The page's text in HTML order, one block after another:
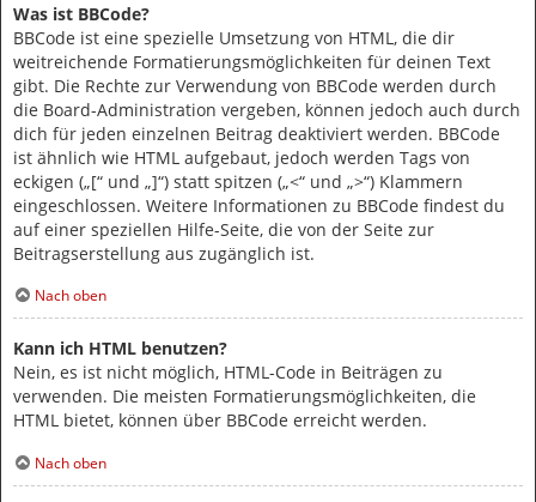
Was ist BBCode?
BBCode ist eine spezielle Umsetzung von HTML, die dir
weitreichende Formatierungsmöglichkeiten für deinen Text
gibt. Die Rechte zur Verwendung von BBCode werden durch
die Board-Administration vergeben, können jedoch auch durch
dich für jeden einzelnen Beitrag deaktiviert werden. BBCode
ist ähnlich wie HTML aufgebaut, jedoch werden Tags von
eckigen („[“ und „]“) statt spitzen („<“ und „>“) Klammern
eingeschlossen. Weitere Informationen zu BBCode findest du
auf einer speziellen Hilfe-Seite, die von der Seite zur
Beitragserstellung aus zugänglich ist.
Nach oben
Kann ich HTML benutzen?
Nein, es ist nicht möglich, HTML-Code in Beiträgen zu
verwenden. Die meisten Formatierungsmöglichkeiten, die
HTML bietet, können über BBCode erreicht werden.
Nach oben